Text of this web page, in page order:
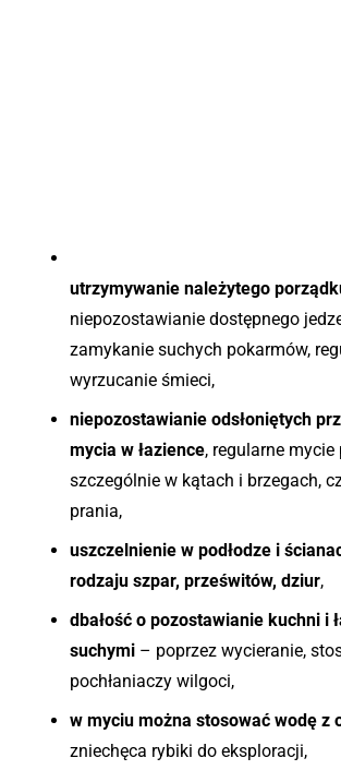
utrzymywanie należytego
niepozostawianie dostępnego
zamykanie suchych pokarmów,
wyrzucanie śmieci,
niepozostawianie odsłoniętych
mycia w łazience, regularne mycie
szczególnie w kątach i brzegach,
prania,
uszczelnienie w podłodze i
rodzaju szpar, prześwitów, dziur,
dbałość o pozostawianie kuchni i
suchymi – poprzez wycieranie,
pochłaniaczy wilgoci,
w myciu można stosować wodę z
zniechęca rybiki do eksploracji,